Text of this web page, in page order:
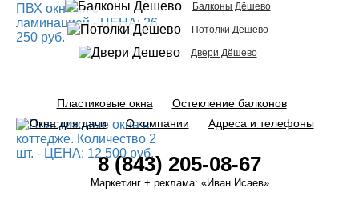
Балконы Дёшево
Потолки Дёшево
Двери Дёшево
Пластиковые окна
Остекление балконов
Окна для дачи
О компании Адреса и телефоны
8 (843) 205-08-67
Маркетинг + реклама: «Иван Исаев»